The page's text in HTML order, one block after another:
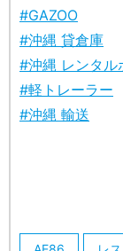
#GAZOO
#沖縄 貸倉庫
#沖縄 レンタル
#軽トレーラー
#沖縄 輸送